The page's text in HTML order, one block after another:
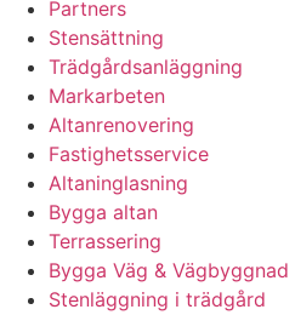
Partners
Stensättning
Trädgårdsanläggning
Markarbeten
Altanrenovering
Fastighetsservice
Altaninglasning
Bygga altan
Terrassering
Bygga Väg & Vägbyggnad
Stenläggning i trädgård